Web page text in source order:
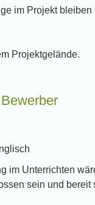
im Projekt
Projektgelände.
im Unterrichten
sein und